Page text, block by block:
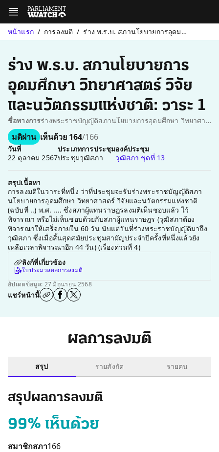
หน้าแรก การลงมติ ร่าง พ.ร.บ. สภานโยบายการอุดมศึกษา วิทยาศาสตร์ วิจัยและนวัตกรรมแห...
ร่าง พ.ร.บ. สภานโยบายการ
อุดมศึกษา วิทยาศาสตร์ วิจัย
และนวัตกรรมแห่งชาติ: วาระ 1
ชื่อทางการ ร่างพระราชบัญญัติสภานโยบายการอุดมศึกษา วิทยาศาสตร์ วิจัยและนวัตกรรมแห่งชาติ (ฉบับที่ ..) พ.ศ. ....: การลงมติในวาระที่หนึ่ง (รับหลักการ)
มติผ่าน เห็นด้วย 164/166
วันที่
22 ตุลาคม 2567
ประเภทการประชุม
ประชุมวุฒิสภา
องค์ประชุม
วุฒิสภา ชุดที่ 13
สรุปเนื้อหา
การลงมติในวาระที่หนึ่ง ว่าที่ประชุมจะรับร่างพระราชบัญญัติสภา
นโยบายการอุดมศึกษา วิทยาศาสตร์ วิจัยและนวัตกรรมแห่งชาติ
(ฉบับที่ ..) พ.ศ. .... ซึ่งสภาผู้แทนราษฎรลงมติเห็นชอบแล้ว ไว้
พิจารณา หรือไม่เห็นชอบด้วยกับสภาผู้แทนราษฎร (วุฒิสภาต้อง
พิจารณาให้เสร็จภายใน 60 วัน นับแต่วันที่ร่างพระราชบัญญัติมาถึง
วุฒิสภา ซึ่งเมื่อสิ้นสุดสมัยประชุมสามัญประจำปีครั้งที่หนึ่งแล้วยัง
เหลือเวลาพิจารณาอีก 44 วัน) (เรื่องด่วนที่ 4)
ลิงก์ที่เกี่ยวข้อง
ใบประมวลผลการลงมติ
อัปเดตข้อมูล: 27 มิถุนายน 2568
แชร์หน้านี้
ผลการลงมติ
สรุป รายสังกัด รายคน
สรุปผลการลงมติ
99% เห็นด้วย
สมาชิกสภา166